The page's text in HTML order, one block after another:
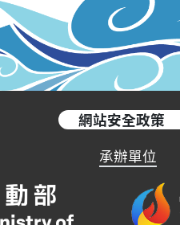
網站安全政策
承辦單位